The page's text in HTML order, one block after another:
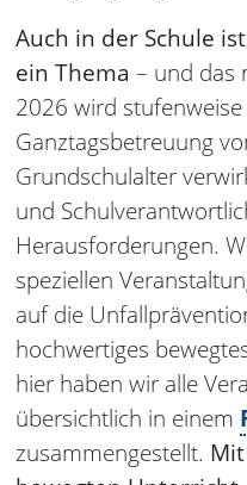
Auch in der Schule
ein Thema – und das
2026 wird
Ganztagsbetreuung
Grundschulalter
und
Herausforderungen.
speziellen
auf die
hochwertiges
hier haben wir alle
übersichtlich in einem
zusammengestellt.